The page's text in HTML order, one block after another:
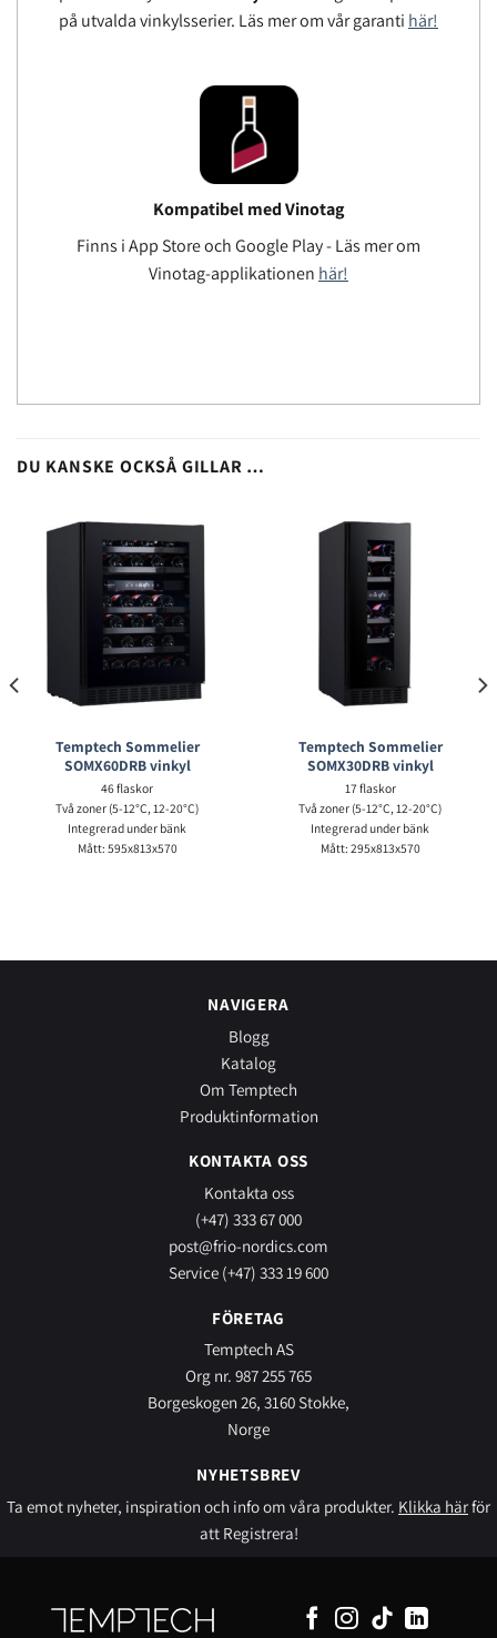
på utvalda vinkylsserier. Läs mer om vår garanti här!
Kompatibel med Vinotag
Finns i App Store och Google Play - Läs mer om
Vinotag-applikationen här!
DU KANSKE OCKSÅ GILLAR …
Temptech Sommelier
SOMX60DRB vinkyl
46 flaskor
Två zoner (5-12°C, 12-20°C)
Integrerad under bänk
Mått: 595x813x570
Temptech Sommelier
SOMX30DRB vinkyl
17 flaskor
Två zoner (5-12°C, 12-20°C)
Integrerad under bänk
Mått: 295x813x570
NAVIGERA
Blogg
Katalog
Om Temptech
Produktinformation
KONTAKTA OSS
Kontakta oss
(+47) 333 67 000
post@frio-nordics.com
Service (+47) 333 19 600
FÖRETAG
Temptech AS
Org nr. 987 255 765
Borgeskogen 26, 3160 Stokke,
Norge
NYHETSBREV
Ta emot nyheter, inspiration och info om våra produkter. Klikka härför
att Registrera!